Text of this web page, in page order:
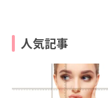
人気記事